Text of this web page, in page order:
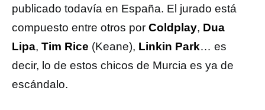
publicado todavía en España. El jurado está
compuesto entre otros por Coldplay, Dua
Lipa, Tim Rice (Keane), Linkin Park… es
decir, lo de estos chicos de Murcia es ya de
escándalo.